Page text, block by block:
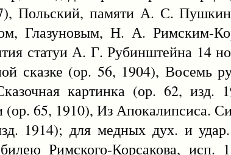
Польский, памяти А. С.
Глазуновым, Н. А. Римским-
статуи А. Г. Рубинштейна 14
сказке (ор. 56, 1904), Восемь
картинка (ор. 62, изд.
(ор. 65, 1910), Из Апокалипсиса.
1914); для медных дух. и
Римского-Корсакова, исп.